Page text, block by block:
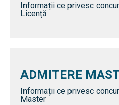
Informații ce privesc
Licență
ADMITERE
Informații ce privesc
Master